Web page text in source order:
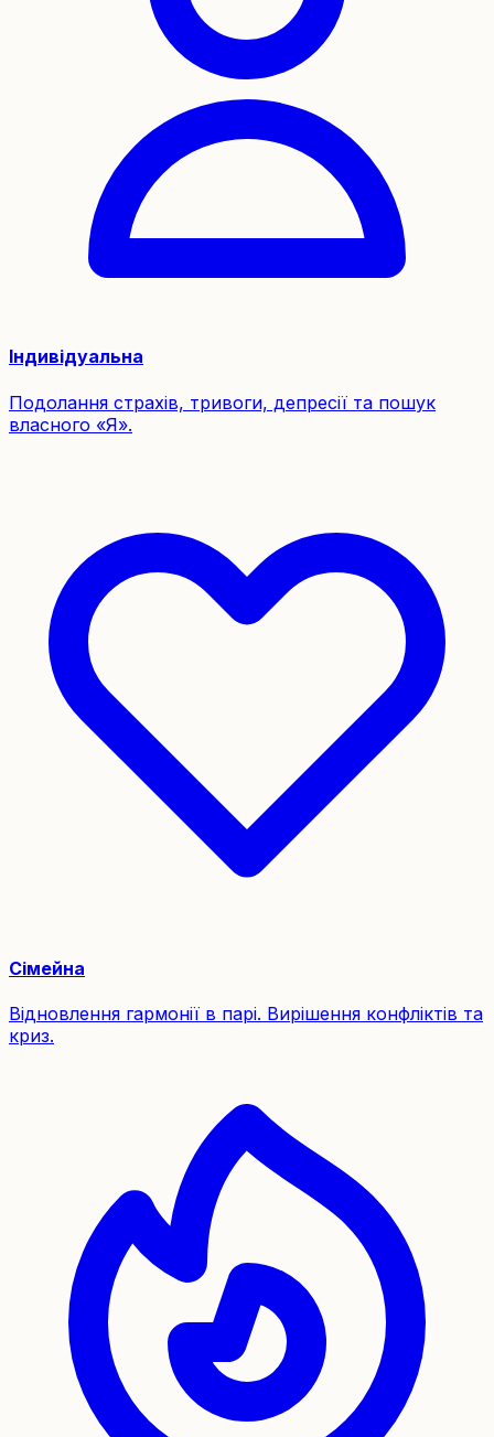
Індивідуальна
Подолання страхів, тривоги, депресії та пошук
власного «Я».
Сімейна
Відновлення гармонії в парі. Вирішення конфліктів та
криз.